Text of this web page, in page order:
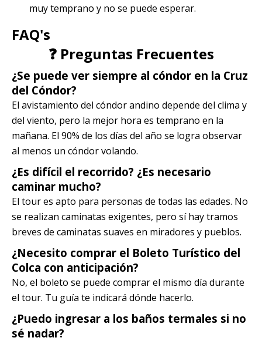
muy temprano y no se puede esperar.
FAQ's
❓ Preguntas Frecuentes
¿Se puede ver siempre al cóndor en la Cruz
del Cóndor?
El avistamiento del cóndor andino depende del clima y
del viento, pero la mejor hora es temprano en la
mañana. El 90% de los días del año se logra observar
al menos un cóndor volando.
¿Es difícil el recorrido? ¿Es necesario
caminar mucho?
El tour es apto para personas de todas las edades. No
se realizan caminatas exigentes, pero sí hay tramos
breves de caminatas suaves en miradores y pueblos.
¿Necesito comprar el Boleto Turístico del
Colca con anticipación?
No, el boleto se puede comprar el mismo día durante
el tour. Tu guía te indicará dónde hacerlo.
¿Puedo ingresar a los baños termales si no
sé nadar?